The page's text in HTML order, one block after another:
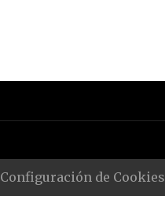
Configuración de Cookies